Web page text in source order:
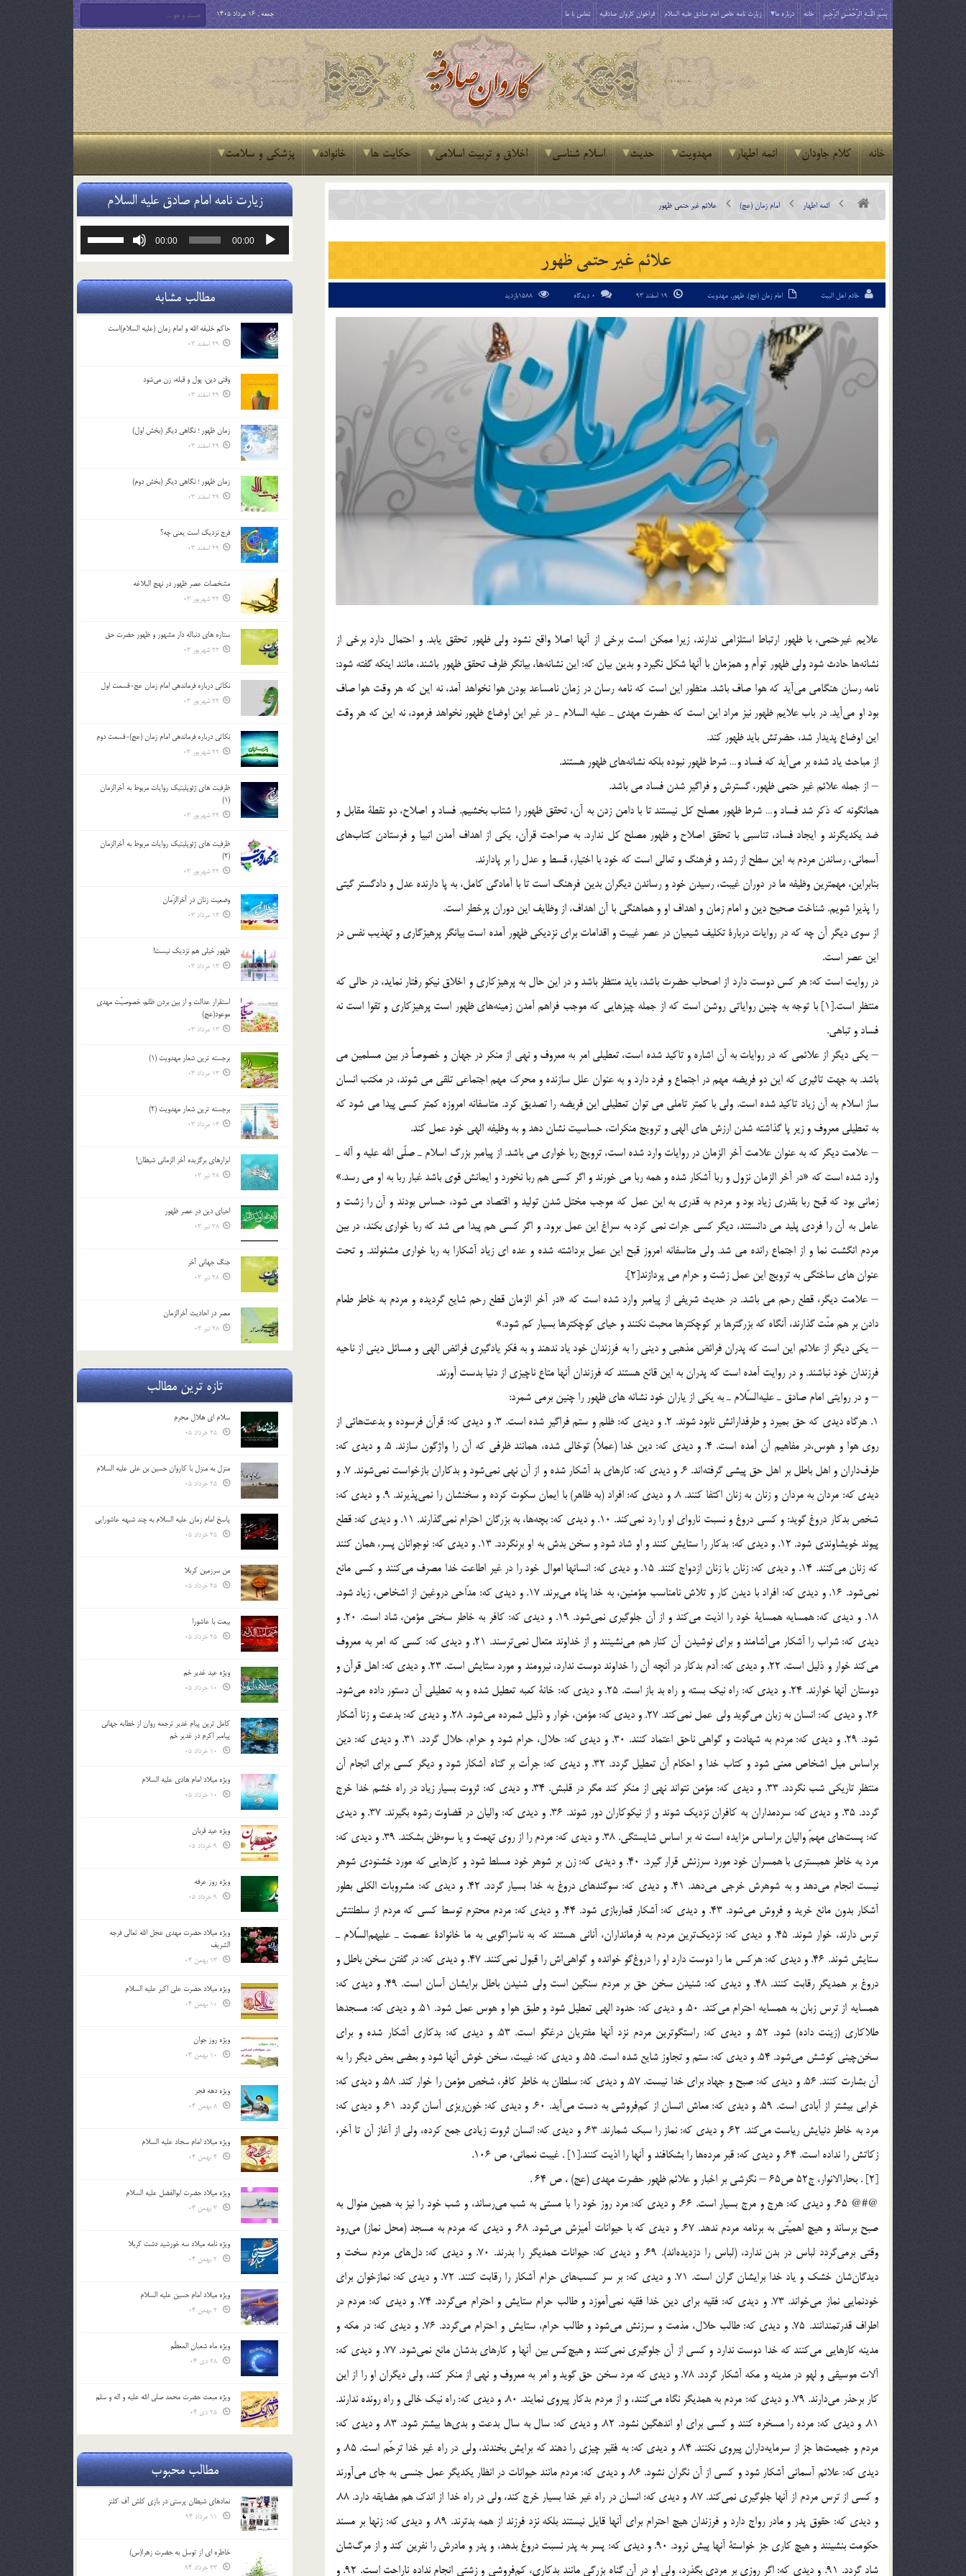
بِسْمِ اللَّـهِ الرَّحْمَـٰنِ الرَّحِيمِ خانه درباره ما زیارت نامه خاص امام صادق علیه السلام فراخوان کاروان صادقیه تماس با ما جمعه , 16 مرداد 1405
خانه کلام جاودان ائمه اطهار مهدویت حدیث اسلام شناسی اخلاق و تربیت اسلامی حکایت ها خانواده پزشکی و سلامت
ائمه اطهار امام زمان (عج) علائم غیر حتمی ظهور
علائم غیر حتمی ظهور
خادم اهل البیت امام زمان (عج),ظهور, مهدویت 0 دیدگاه
علايم غيرحتمي، با ظهور ارتباط استلزامي ندارند، زيرا ممكن است برخي از آنها اصلا واقع نشود ولي ظهور تحقق يابد. و احتمال دارد برخي از
نشانه‌ها حادث شود ولي ظهور توأم و همزمان با آنها شكل نگيرد و بدين بيان كه: اين نشانه‌ها، بيانگر ظرف تحقق ظهور باشند، مانند اينكه گفته شود:
نامه رسان هنگامي مي‌آيد كه هوا صاف باشد. منظور اين است كه نامه رسان در زمان نامساعد بودن هوا نخواهد آمد، نه اين كه هر وقت هوا صاف
بود او مي‌آيد. در باب علايم ظهور نيز مراد اين است كه حضرت مهدي ـ عليه السلام ـ در غير اين اوضاع ظهور نخواهد فرمود، نه اين كه هر وقت
اين اوضاع پديدار شد،‌ حضرتش بايد ظهور كند.
از مباحث ياد شده بر مي‌آيد كه فساد و… شرط ظهور نبوده بلكه نشانه‌هاي ظهور هستند.
– از جمله علائم غير حتمي ظهور، گسترش و فراگير شدن فساد مي باشد.
همانگونه كه ذكر شد فساد و… شرط ظهور مصلح كل نيستند تا با دامن زدن به آن، تحقق ظهور را شتاب بخشيم. فساد و اصلاح، دو نقطة مقابل و
ضد يكديگرند و ايجاد فساد، تناسبي با تحقق اصلاح و ظهور مصلح كل ندارد. به صراحت قرآن، يكي از اهداف آمدن انبيا و فرستادن كتاب‌هاي
آسماني، رساندن مردم به اين سطح از رشد و فرهنگ و تعالي است كه خود با اختيار، قسط و عدل را بر پادارند.
بنابراين، مهمترين وظيفه ما در دوران غيبت، رسيدن خود و رساندن ديگران بدين فرهنگ است تا با آمادگي كامل، به پا دارنده عدل و دادگستر گيتي
را پذيرا شويم. شناخت صحيح دين و امام زمان و اهداف او و هماهنگي با آن اهداف، از وظايف اين دوران پرخطر است.
‌از سوي ديگر آن چه كه در روايات دربارة تكليف شيعيان در عصر غيبت و اقدامات براي نزديكي ظهور آمده است بيانگر پرهيزگاري و تهذيب نفس در
اين عصر است.
در روايت است كه: هر كس دوست دارد از اصحاب حضرت باشد، بايد منتظر باشد و در اين حال به پرهيزكاري و اخلاق نيكو رفتار نمايد، در حالي كه
منتظر است.[1] با توجه به چنين رواياتي روشن است كه از جمله چيزهايي كه موجب فراهم آمدن زمينه‌هاي ظهور است پرهيزكاري و تقوا است نه
فساد و تباهي.
– يكي ديگر از علائمي كه در روايات به آن اشاره و تاكيد شده است، تعطيلي امر به معروف و نهي از منكر در جهان و خصوصاً در بين مسلمين مي
باشد. به جهت تاثيري كه اين دو فريضه مهم در اجتماع و فرد دارد و به عنوان علل سازنده و محرك مهم اجتماعي تلقي مي شوند، در مكتب انسان
ساز اسلام به آن زياد تاكيد شده است. ولي با كمتر تاملي مي توان تعطيلي اين فريضه را تصديق كرد. متاسفانه امروزه كمتر كسي پيدا مي شود كه
به تعطيلي معروف و زير پا گذاشته شدن ارزش هاي الهي و ترويج منكرات، حساسيت نشان دهد و به وظيفه الهي خود عمل كند.
– علامت ديگر كه به عنوان علامت آخر الزمان در روايات وارد شده است، ترويج ربا خواري مي باشد. از پيامبر بزرگ اسلام ـ صلّي الله عليه و آله ـ
وارد شده است كه «در آخر الزمان نزول و ربا آشكار شده و همه ربا مي خورند و اگر كسي هم ربا نخورد و ايمانش قوي باشد غبار ربا به او مي رسد.»
زماني بود كه قبح ربا بقدري زياد بود و مردم به قدري به اين عمل كه موجب مختل شدن توليد و اقتصاد مي شود، حساس بودند و آن را زشت و
عامل به آن را فردي پليد مي دانستند، ديگر كسي جرات نمي كرد به سراغ اين عمل برود. و اگر كسي هم پيدا مي شد كه ربا خواري بكند، در بين
مردم انگشت نما و از اجتماع رانده مي شد. ولي متاسفانه امروز قبح اين عمل برداشته شده و عده اي زياد آشكارا به ربا خواري مشغولند. و تحت
عنوان هاي ساختگي به ترويج اين عمل زشت و حرام مي پردازند[2].
– علامت ديگر، قطع رحم مي باشد. در حديث شريفي از پيامبر وارد شده است كه «در آخر الزمان قطع رحم شايع گرديده و مردم به خاطر طعام
دادن بر هم منّت گذارند، آنگاه كه بزرگترها بر كوچكترها محبت نكنند و حياي كوچكترها بسيار كم شود.»
– يكي ديگر از علائم اين است كه پدران فرائض مذهبي و ديني را به فرزندان خود ياد ندهند و به فكر يادگيري فرائض الهي و مسائل ديني از ناحيه
فرزندان خود نباشند. و در روايت آمده است كه پدران به اين قانع هستند كه فرزندان آنها متاع ناچيزي از دنيا بدست آورند.
– و در روايتي امام صادق ـ عليه‌السّلام ـ به يكي از ياران خود نشانه هاي ظهور را چنين برمي شمرد:
1. هرگاه ديدي كه حق بميرد و طرفدارانش نابود شوند. 2. و ديدي كه: ظلم و ستم فراگير شده است. 3. و ديدي كه: قرآن فرسوده و بدعت‌هائي از
روي هوا و هوس،در مفاهيم آن آمده است. 4. و ديدي كه: دين خدا (عملاً) توخالي شده، همانند ظرفي كه آن را واژگون سازند. 5. و ديدي كه:
طرف‌داران و اهل باطل بر اهل حق پيشي گرفته‌اند. 6. و ديدي كه: كارهاي بد آشكار شده و از آن نهي نمي‌شود و بدكاران بازخواست نمي‌شوند. 7. و
ديدي كه: مردان به مردان و زنان به زنان اكتفا كنند. 8. و ديدي كه: افراد (به ظاهر) با ايمان سكوت كرده و سخنشان را نمي‌پذيرند. 9. و ديدي كه:
شخص بدكار دروغ گويد: و كسي دروغ و نسبت نارواي او را رد نمي‌كند. 10. و ديدي كه: بچه‌ها، به بزرگان احترام نمي‌گذارند. 11. و ديدي كه: قطع
پيوند خويشاوندي شود. 12. و ديدي كه:‌ بدكار را ستايش كنند و او شاد شود و سخن بدش به او برنگردد. 13. و ديدي كه: نوجوانان پسر، همان كنند
كه زنان مي‌كنند. 14. و ديدي كه: زنان با زنان ازدواج كنند. 15. و ديدي كه: انسانها اموال خود را در غير اطاعت خدا مصرف مي‌كنند و كسي مانع
نمي‌شود. 16. و ديدي كه: افراد با ديدن كار و تلاش نامناسب مؤمنين، به خدا پناه مي‌برند. 17. و ديدي كه: مدّاحي دروغين از اشخاص، زياد شود.
18. و ديدي كه: همسايه همساية خود را اذيت مي‌كند و از آن جلوگيري نمي‌شود. 19. و ديدي كه: كافر به خاطر سختي مؤمن، شاد است. 20. و
ديدي كه: شراب را آشكار مي‌آشامند و براي نوشيدن آن كنار هم مي‌نشينند و از خداوند متعال نمي‌ترسند. 21. و ديدي كه: كسي كه امر به معروف
مي‌كند خوار و ذليل است. 22. و ديدي كه: آدم بدكار در آنچه آن را خداوند دوست ندارد، نيرومند و مورد ستايش است. 23. و ديدي كه: اهل قرآن و
دوستان آنها خوارند. 24. و ديدي كه: راه نيك بسته و راه بد باز است. 25. و ديدي كه: خانة كعبه تعطيل شده و به تعطيلي آن دستور داده مي‌شود.
26. و ديدي كه: انسان به زبان مي‌گويد ولي عمل نمي‌كند. 27. و ديدي كه: مؤمن، خوار و ذليل شمرده مي‌شود. 28. و ديدي كه: بدعت و زنا آشكار
شود. 29. و ديدي كه: مردم به شهادت و گواهي ناحق اعتماد كنند. 30. و ديدي كه: حلال، حرام شود و حرام، حلال گردد. 31. و ديدي كه: دين
براساس ميل اشخاص معني شود و كتاب خدا و احكام آن تعطيل گردد. 32. و ديدي كه: جرأت بر گناه آشكار شود و ديگر كسي براي انجام آن
منتظر تاريكي شب نگردد. 33. و ديدي كه: مؤمن نتواند نهي از منكر كند مگر در قلبش. 34. و ديدي كه: ثروت بسيار زياد در راه خشم خدا خرج
گردد. 35. و ديدي كه: سردمداران به كافران نزديك شوند و از نيكوكاران دور شوند. 36. و ديدي كه: واليان در قضاوت رشوه بگيرند. 37. و ديدي
كه: پست‌هاي مهمّ واليان براساس مزايده است نه بر اساس شايستگي. 38. و ديدي كه: مردم را از روي تهمت و يا سوءظن بشكند. 39. و ديدي كه:
مرد به خاطر همبستري با همسران خود مورد سرزنش قرار گيرد. 40. و ديدي كه: زن بر شوهر خود مسلط شود و كارهايي كه مورد خشنودي شوهر
نيست انجام مي‌دهد و به شوهرش خرجي مي‌دهد. 41. و ديدي كه: سوگندهاي دروغ به خدا بسيار گردد. 42. و ديدي كه: مشروبات الكلي بطور
آشكار بدون مانع خريد و فروش مي‌شود. 43. و ديدي كه: آشكار قماربازي شود. 44. و ديدي كه: مردم محترم توسط كسي كه مردم از سلطنتش
ترس دارند، خوار شوند. 45. و ديدي كه: نزديك‌ترين مردم به فرمانداران، آناني هستند كه به ناسزاگويي به ما خانوادة عصمت ـ عليهم‌السّلام ـ
ستايش شوند. 46. و ديدي كه: هركس ما را دوست دارد او را دروغ‌گو خوانده و گواهي‌اش را قبول نمي‌كنند. 47. و ديدي كه: در گفتن سخن باطل و
دروغ بر همديگر رقابت كنند. 48. و ديدي كه: شنيدن سخن حق بر مردم سنگين است ولي شنيدن باطل برايشان آسان است. 49. و ديدي كه:
همسايه از ترس زبان به همسايه احترام مي‌كند. 50. و ديدي كه: حدود الهي تعطيل شود و طبق هوا و هوس عمل شود. 51. و ديدي كه: مسجدها
طلاكاري (زينت داده) شود. 52. و ديدي كه: راستگوترين مردم نزد آنها مفتريان درغگو است. 53. و ديدي كه: بدكاري آشكار شده و براي
سخن‌چيني كوشش مي‌شود. 54. و ديدي كه: ستم و تجاوز شايع شده است. 55. و ديدي كه: غيبت، سخن خوش آنها شود و بعضي بعض ديگر را به
آن بشارت كنند. 56. و ديدي كه: صبح و جهاد براي خدا نيست. 57. و ديدي كه: سلطان به خاطر كافر، شخص مؤمن را خوار كند. 58. و ديدي كه:
خرابي بيشتر از آبادي است. 59. و ديدي كه: معاش انسان از كم‌فروشي به دست مي‌آيد. 60. و ديدي كه: خون‌ريزي آسان گردد. 61. و ديدي كه:
مرد به خاطر دنيايش رياست مي‌كند. 62. و ديدي كه: نماز را سبك شمارند. 63. و ديدي كه: انسان ثروت زيادي جمع كرده، ولي از آغاز آن تا آخر،
زكاتش را نداده است. 64. و ديدي كه: قبر مرده‌ها را بشكافند و آنها را اذيت كنند.[1] . غيبت نعماني، ص 106.
[2] . بحارالانوار، ج52 ص65 – نگرشي بر اخبار و علائم ظهور حضرت مهدي (عج) ، ص 64 .
@#@ 65. و ديدي كه: هرج و مرج بسيار است. 66. و ديدي كه: مرد روز خود را با مستي به شب مي‌رساند، و شب خود را نيز به همين منوال به
صبح برساند و هيچ اهميّتي به برنامه مردم ندهد. 67. و ديدي كه با حيوانات آميزش مي‌شود. 68. و ديدي كه مردم به مسجد (محل نماز) مي‌رود
وقتي برمي‌گردد لباس در بدن ندارد، (لباس را دزديده‌اند). 69. و ديدي كه: حيوانات همديگر را بدرند. 70. و ديدي كه: دل‌هاي مردم سخت و
ديدگان‌شان خشك و ياد خدا برايشان گران است. 71. و ديدي كه: بر سر كسب‌هاي حرام آشكار را رقابت كنند. 72. و ديدي كه: نمازخوان براي
خودنمايي نماز مي‌خواند. 73. و ديدي كه: فقيه براي دين خدا فقيه نمي‌آموزد و طالب حرام ستايش و احترام مي‌گردد. 74. و ديدي كه: مردم در
اطراف قدرتمندانند. 75. و ديدي كه: طالب حلال، مذمت و سرزنش مي‌شود و طالب حرام، ستايش و احترام مي‌گردد. 76. و ديدي كه: در مكه و
مدينه كارهايي مي‌كنند كه خدا دوست ندارد و كسي از آن جلوگيري نمي‌كنند و هيچ‌كس بين آنها و كارهاي بدشان مانع نمي‌شود. 77. و ديدي كه:‌
آلات موسيقي و لهو در مدينه و مكه آشكار گردد. 78. و ديدي كه مرد سخن حق گويد و امر به معروف و نهي از منكر كند، ولي ديگران او را از اين
كار برحذر مي‌دارند. 79. و ديدي كه: مردم به همديگر نگاه مي‌كنند، و از مردم بدكار پيروي نمايند. 80. و ديدي كه: راه نيك خالي و راه رونده ندارند.
81. و ديدي كه: مرده را مسخره كنند و كسي براي او اندهگين نشود. 82. و ديدي كه: سال به سال بدعت و بدي‌ها بيشتر شود. 83. و ديدي كه:
مردم و جميعت‌ها جز از سرمايه‌داران پيروي نكنند. 84. و ديدي كه: به فقير چيزي را دهند كه برايش بخندند، ولي در راه غير خدا ترحّم است. 85. و
ديدي كه: علائم آسماني آشكار شود و كسي از آن نگران نشود. 86. و ديدي كه: مردم مانند حيوانات در انظار يكديگر عمل جنسي به جاي مي‌آورند
و كسي از ترس مردم از آنها جلوگيري نمي‌كند. 87. و ديدي كه: انسان در راه غير خدا بسيار خرج كند، ولي در راه خدا از اندك هم مضايقه دارد. 88.
و ديدي كه: حقوق پدر و مادر رواج دارد و فرزندان هيچ احترام براي آنها قايل نيستند بلكه نزد فرزند از همه بدترند. 89. و ديدي كه: زنها بر مسند
حكومت بنشينند و هيچ كاري جز خواستة آنها پيش نرود. 90. و ديدي كه: پسر به پدر نسبت دروغ بدهد، و پدر و مادرش را نفرين كند و از مرگ‌شان
شاد گردد. 91. و ديدي كه: اگر روزي بر مردي بگذرد، ولي او در آن گناه بزرگي مانند بدكاري، كم‌فروشي و زشتي انجام نداده ناراحت است. 92. و
زیارت نامه امام صادق علیه السلام
پخش‌کننده
00:00
00:00
یا
صدا
کلیدهای
مطالب مشابه
حاکم خليفه الله و امام زمان (علیه السلام)است
29 اسفند 03
وقتی دین، پول و قبله، زن می‌شود
29 اسفند 03
زمان ظهور ؛ نگاهی دیگر (بخش اول)
29 اسفند 03
زمان ظهور ؛ نگاهی دیگر (بخش دوم)
29 اسفند 03
فرج نزدیک است یعنی چه؟
29 اسفند 03
مشخصات عصر ظهور در نهج البلاغه
22 شهریور 03
ستاره های دنباله دار مشهور و ظهور حضرت حق
22 شهریور 03
نکاتى درباره فرماندهى امام زمان عج-قسمت اول
22 شهریور 03
نکاتى درباره فرماندهى امام زمان (عج)-قسمت دوم
22 شهریور 03
ظرفیت های ژئوپلیتیک روایات مربوط به آخرالزمان
(1)
22 شهریور 03
ظرفیت های ژئوپلیتیک روایات مربوط به آخرالزمان
(2)
22 شهریور 03
وضعیت زنان در آخرالزّمان
13 مرداد 03
ظهور خیلی هم نزدیک نیست!
13 مرداد 03
استقرار عدالت و از بين بردن ظلم، خصوصيّت مهدي
موعود(عج)
13 مرداد 03
برجسته ترين شعار مهدويت (1)
13 مرداد 03
برجسته ترين شعار مهدويت (2)
13 مرداد 03
ابزارهاي برگزيده آخر الزماني شيطان!
28 تیر 03
احياي دين در عصر ظهور
28 تیر 03
جنگ جهاني آخر
28 تیر 03
مصر در احادیث آخرالزمان
28 تیر 03
تازه ترین مطالب
سلام ای هلال محرم
منزل به منزل با کاروان حسین بن علی علیه السلام
پاسخ امام زمان علیه السلام به چند شبهه عاشورایی
من سرزمین کربلا
بیعت با عاشورا
ویژه عید غدیر خم
کامل ترین پیام غدیر ترجمه روان از خطابه جهانی
پیامبر اکرم در غدیر خم
ویژه میلاد امام هادی علیه السلام
ویژه عید قربان
ویژه روز عرفه
ویژه میلاد حضرت مهدی عجل الله تعالی فرجه
الشريف
ویژه میلاد حضرت علی اکبر علیه السلام
ویژه روز جوان
ویژه دهه فجر
ویژه میلاد امام سجاد علیه السلام
ویژه میلاد حضرت ابوالفضل علیه السلام
ویژه نامه میلاد سه خورشید دشت کربلا
ویژه میلاد امام حسین علیه السلام
ویژه ماه شعبان المعظّم
ویژه مبعث حضرت محمد صلی الله علیه و اله و سلم
مطالب محبوب
نمادهای شیطان پرستی در بازی کلش آف کلنز
خاطره ای از توسل به حضرت زهرا(س)